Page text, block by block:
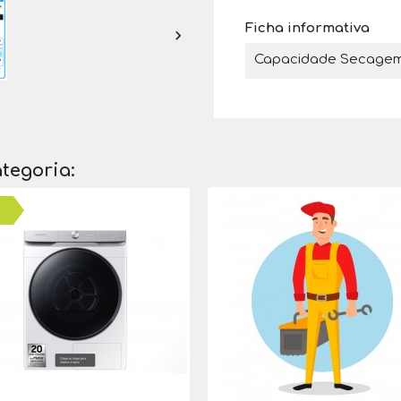
 Ficha informativa
Capacidade